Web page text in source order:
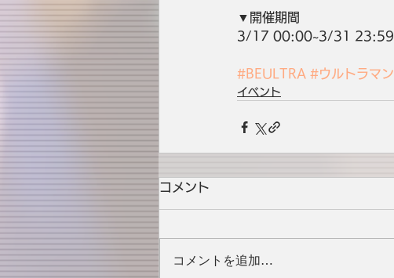
▼開催期間
3/17 00:00~3/31 23:59
#BEULTRA #ウルトラマン
イベント
コメント
コメントを追加…